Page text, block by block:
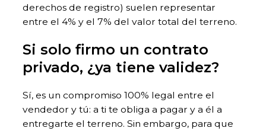
derechos de registro) suelen representar
entre el 4% y el 7% del valor total del terreno.
Si solo firmo un contrato
privado, ¿ya tiene validez?
Sí, es un compromiso 100% legal entre el
vendedor y tú: a ti te obliga a pagar y a él a
entregarte el terreno. Sin embargo, para que